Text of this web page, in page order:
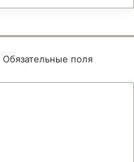
Обязательные поля